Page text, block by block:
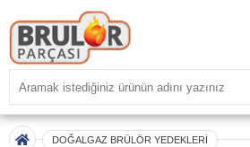
DOĞALGAZ BRÜLÖR YEDEKLERİ